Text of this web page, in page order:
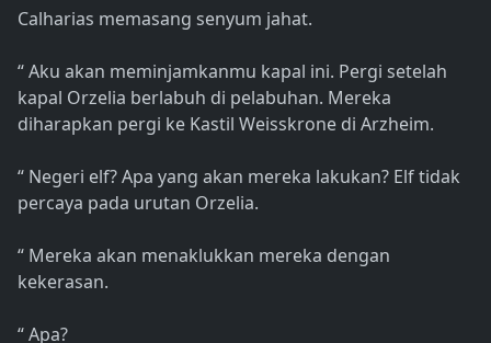
Calharias memasang senyum jahat.
“ Aku akan meminjamkanmu kapal ini. Pergi setelah
kapal Orzelia berlabuh di pelabuhan. Mereka
diharapkan pergi ke Kastil Weisskrone di Arzheim.
“ Negeri elf? Apa yang akan mereka lakukan? Elf tidak
percaya pada urutan Orzelia.
“ Mereka akan menaklukkan mereka dengan
kekerasan.
“ Apa?